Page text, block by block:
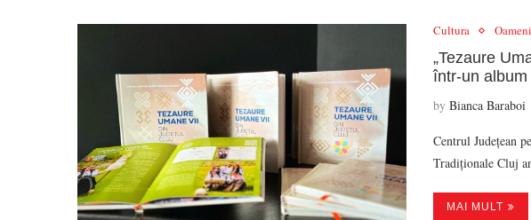
Cultura Oameni
„Tezaure
într-un
by Bianca Baraboi
Centrul Județean
Tradiționale Cluj
MAI MULT